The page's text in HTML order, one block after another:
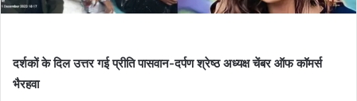
दर्शकों के दिल उत्तर गई प्रीति पासवान-दर्पण श्रेष्ठ अध्यक्ष चेंबर ऑफ कॉमर्स
भैरहवा